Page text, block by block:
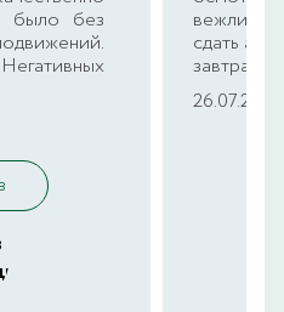
было без
сдать
завтра
26.07.2026